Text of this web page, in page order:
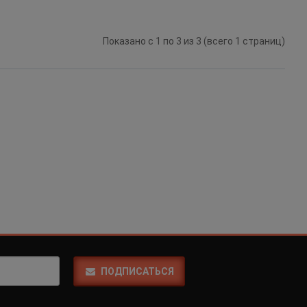
Показано с 1 по 3 из 3 (всего 1 страниц)
ПОДПИСАТЬСЯ